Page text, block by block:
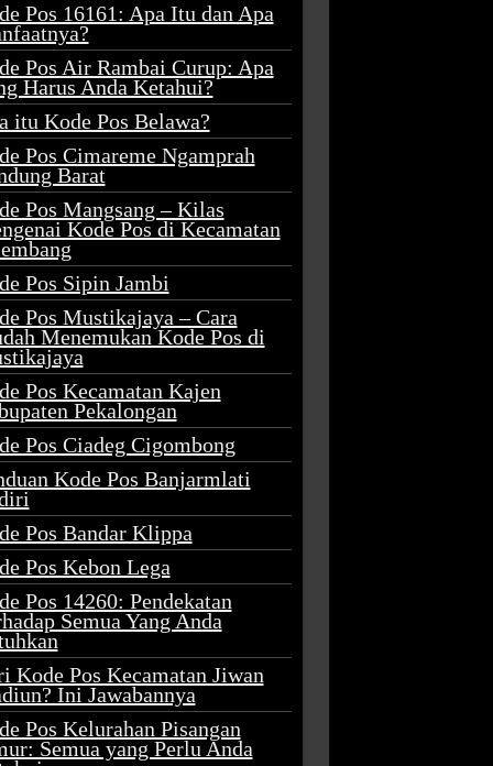
Pos 16161: Apa Itu dan Apa
Pos Air Rambai Curup: Apa
Harus Anda Ketahui?
itu Kode Pos Belawa?
Pos Cimareme Ngamprah
Barat
Pos Mangsang – Kilas
Kode Pos di Kecamatan
Pos Sipin Jambi
Pos Mustikajaya – Cara
Menemukan Kode Pos di
Pos Kecamatan Kajen
Pekalongan
Pos Ciadeg Cigombong
Kode Pos Banjarmlati
Pos Bandar Klippa
Pos Kebon Lega
Pos 14260: Pendekatan
Semua Yang Anda
Kode Pos Kecamatan Jiwan
Ini Jawabannya
Pos Kelurahan Pisangan
Semua yang Perlu Anda